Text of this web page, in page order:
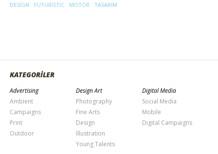
DESIGN FUTURISTIC MOTOR TASARIM
KATEGORİLER
Advertising
Ambient
Campaigns
Print
Outdoor
Design Art
Photography
Fine Arts
Design
Illustration
Young Talents
Digital Media
Social Media
Mobile
Digital Campaigns